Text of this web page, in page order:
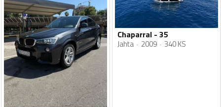
Chaparral - 35
Jahta 2009 340 KS